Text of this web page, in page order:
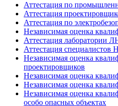
Аттестация по
Аттестация
Аттестация по
Независимая оценка
Аттестация лаборатории
Аттестация специалистов
Независимая оценка
проектировщиков
Независимая оценка
Независимая оценка
Независимая оценка
особо опасных объектах